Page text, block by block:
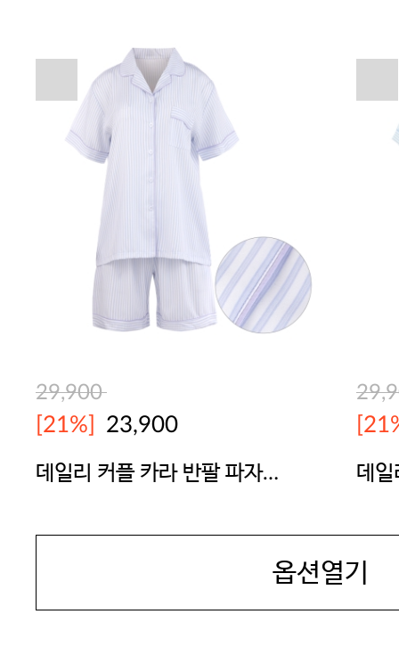
[썸머블프] 1만원 할인 쿠폰(8.1~31)
[썸머블프] 2만원 할인 쿠폰(8.1~31)
파자마 20%(8.5~31) / 구매금액 제
29,900
[21%] 23,900
데일리 커플 카라 반팔 파자마
데일
옵션열기